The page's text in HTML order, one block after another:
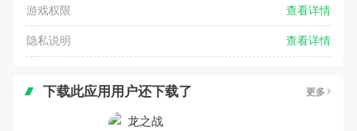
游戏权限 查看详情
隐私说明 查看详情
下载此应用用户还下载了 更多